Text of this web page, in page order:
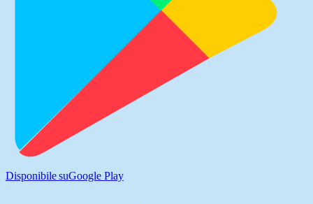
Disponibile suGoogle Play